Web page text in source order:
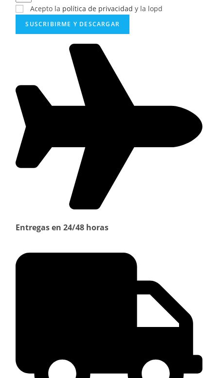
Acepto la política de privacidad y la lopd
SUSCRIBIRME Y DESCARGAR
Entregas en 24/48 horas